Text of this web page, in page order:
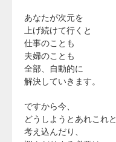
あなたが次元を
上げ続けて行くと
仕事のことも
夫婦のことも
全部、自動的に
解決していきます。
ですから今、
どうしようとあれこれと
考え込んだり、